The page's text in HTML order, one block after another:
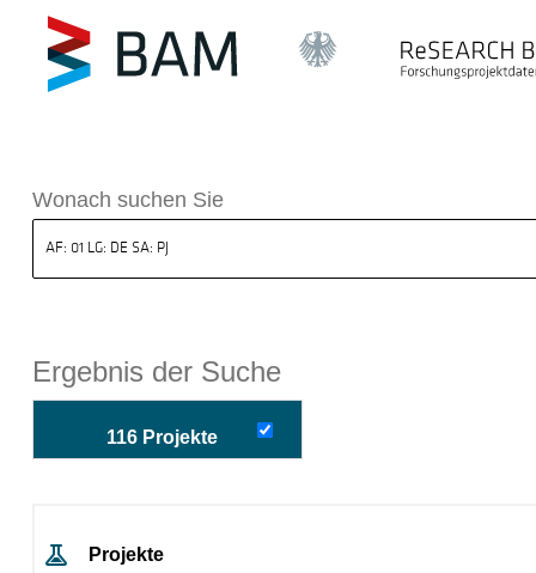
BAM
Wonach suchen Sie
Ergebnis der Suche
116 Projekte
Projekte